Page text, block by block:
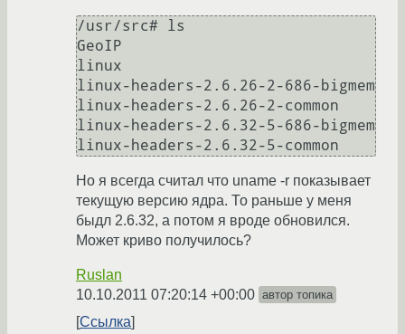
/usr/src# ls
GeoIP
linux
linux-headers-2.6.26-2-686-bigmem
linux-headers-2.6.26-2-common
linux-headers-2.6.32-5-686-bigmem
Но я всегда считал что uname -r показывает
текущую версию ядра. То раньше у меня
быдл 2.6.32, а потом я вроде обновился.
Может криво получилось?
Ruslan
10.10.2011 07:20:14 +00:00 автор топика
Ссылка